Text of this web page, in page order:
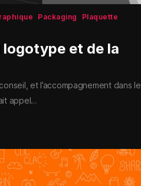
Packaging
Plaquette
et de la
et l’accompagnement dans le
appel…